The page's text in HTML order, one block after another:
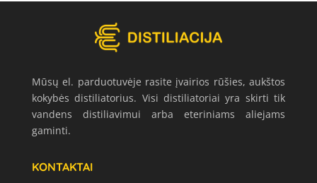
Mūsų el. parduotuvėje rasite įvairios rūšies, aukštos
kokybės distiliatorius. Visi distiliatoriai yra skirti tik
vandens distiliavimui arba eteriniams aliejams
gaminti.
KONTAKTAI